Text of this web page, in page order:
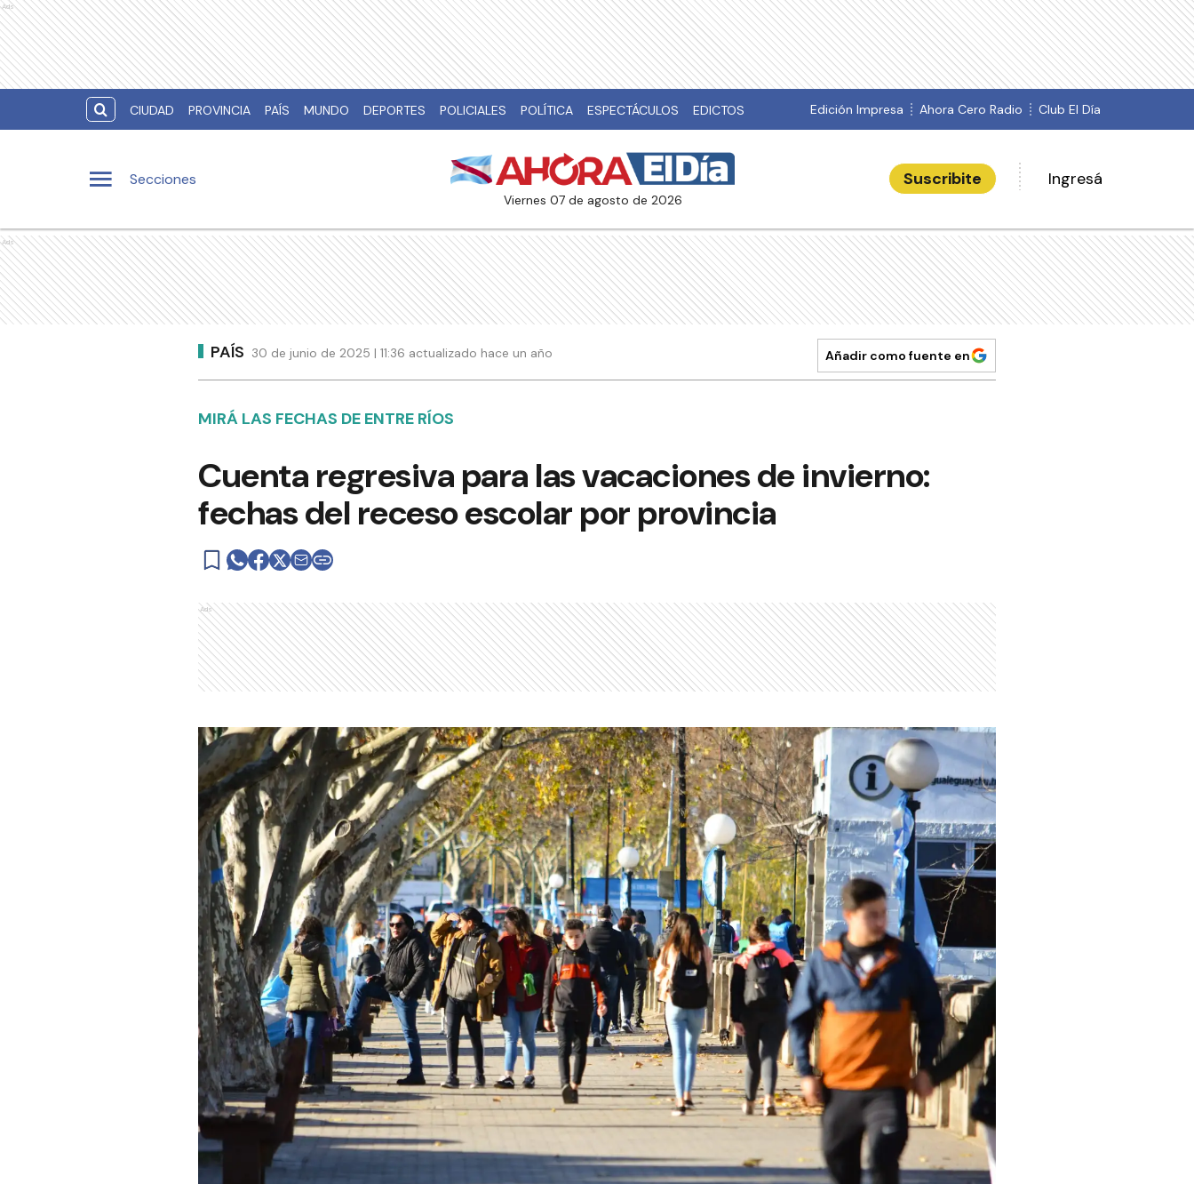
Ads
CIUDAD PROVINCIA PAÍS MUNDO DEPORTES POLICIALES POLÍTICA ESPECTÁCULOS EDICTOS Edición Impresa Ahora Cero Radio Club El Día
Secciones
viernes 07 de agosto de 2026
Suscribite Ingresá
Ads
PAÍS 30 de junio de 2025 | 11:36 actualizado hace un año Añadir como fuente en
MIRÁ LAS FECHAS DE ENTRE RÍOS
Cuenta regresiva para las vacaciones de invierno:
fechas del receso escolar por provincia
Ads